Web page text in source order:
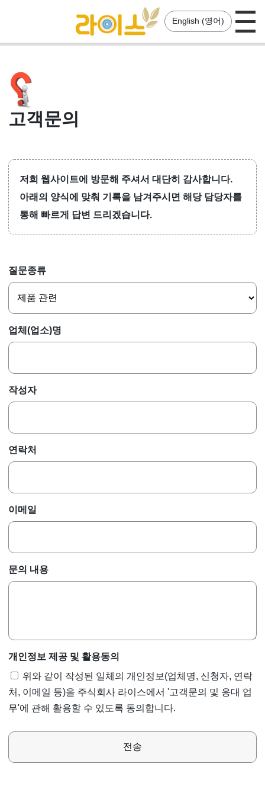
English (영어)
24인치 영상시력측정기
24인치 3D 편광 영상시력측정기
디지털 리프렉터
고객문의
저희 웹사이트에 방문해 주셔서 대단히 감사합니다.
아래의 양식에 맞춰 기록을 남겨주시면 해당 담당자를
통해 빠르게 답변 드리겠습니다.
질문종류
업체(업소)명
작성자
연락처
이메일
문의 내용
개인정보 제공 및 활용동의
위와 같이 작성된 일체의 개인정보(업체명, 신청자, 연락
처, 이메일 등)을 주식회사 라이스에서 '고객문의 및 응대 업
무'에 관해 활용할 수 있도록 동의합니다.
전송